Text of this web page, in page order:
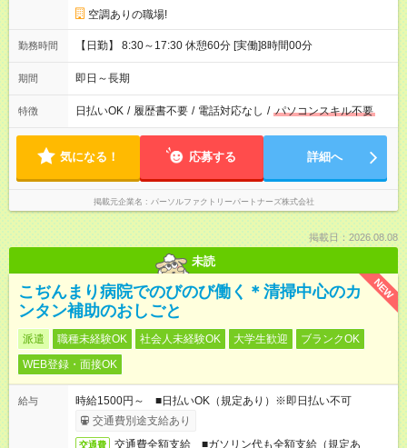
空調ありの職場!
勤務時間 【日勤】 8:30～17:30 休憩60分 [実働]8時間00分
期間 即日～長期
特徴 日払いOK / 履歴書不要 / 電話対応なし / パソコンスキル不要
気になる！ 応募する 詳細へ
掲載元企業名 パーソルファクトリーパートナーズ株式会社
掲載日：2026.08.08
未読
NEW
こぢんまり病院でのびのび働く＊清掃中心のカ
ンタン補助のおしごと
派遣 職種未経験OK 社会人未経験OK 大学生歓迎
ブランクOK
WEB登録・面接OK
給与
時給1500円～ ■日払いOK（規定あり）※即日払い不可
交通費別途支給あり
交通費
交通費全額支給 ■ガソリン代も全額支給（規定あ